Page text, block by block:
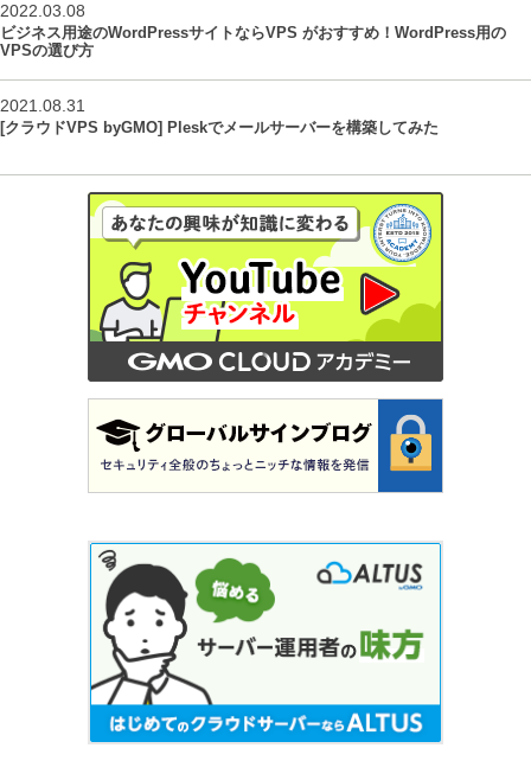
2022.03.08
ビジネス用途のWordPressサイトならVPS がおすすめ！WordPress用の
VPSの選び方
2021.08.31
[クラウドVPS byGMO] Pleskでメールサーバーを構築してみた